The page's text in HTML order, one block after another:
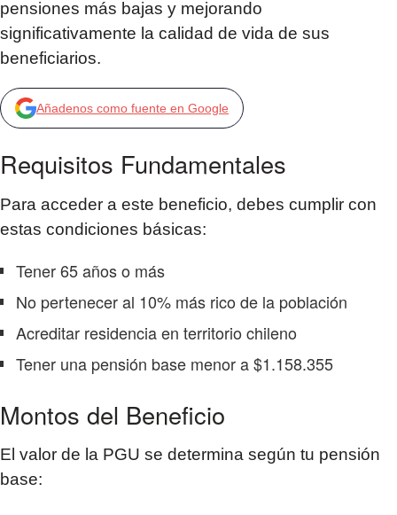
pensiones más bajas y mejorando
significativamente la calidad de vida de sus
beneficiarios.
Añadenos como fuente en Google
Requisitos Fundamentales
Para acceder a este beneficio, debes cumplir con
estas condiciones básicas:
Tener 65 años o más
No pertenecer al 10% más rico de la población
Acreditar residencia en territorio chileno
Tener una pensión base menor a $1.158.355
Montos del Beneficio
El valor de la PGU se determina según tu pensión
base: